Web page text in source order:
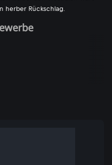
herber Rückschlag.